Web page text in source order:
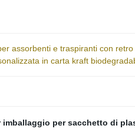
assorbenti e traspiranti con
in carta kraft
imballaggio per sacchetto di